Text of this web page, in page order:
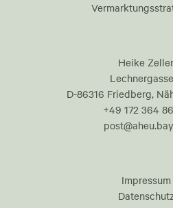
Heike Zeller
D-86316 Friedberg,
+49 172 364
Impressum